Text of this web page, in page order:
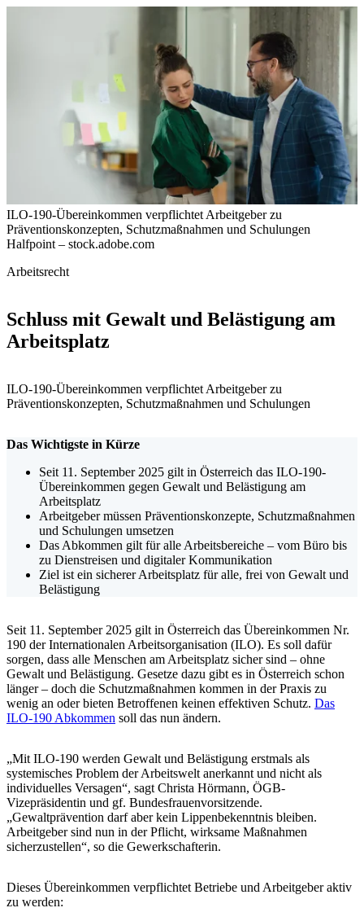
ILO-190-Übereinkommen verpflichtet Arbeitgeber zu
Präventionskonzepten, Schutzmaßnahmen und Schulungen
Halfpoint – stock.adobe.com
Arbeitsrecht
Schluss mit Gewalt und Belästigung am
Arbeitsplatz
ILO-190-Übereinkommen verpflichtet Arbeitgeber zu
Präventionskonzepten, Schutzmaßnahmen und Schulungen
Das Wichtigste in Kürze
Seit 11. September 2025 gilt in Österreich das ILO-190-
Übereinkommen gegen Gewalt und Belästigung am
Arbeitsplatz
Arbeitgeber müssen Präventionskonzepte, Schutzmaßnahmen
und Schulungen umsetzen
Das Abkommen gilt für alle Arbeitsbereiche – vom Büro bis
zu Dienstreisen und digitaler Kommunikation
Ziel ist ein sicherer Arbeitsplatz für alle, frei von Gewalt und
Belästigung
Seit 11. September 2025 gilt in Österreich das Übereinkommen Nr.
190 der Internationalen Arbeitsorganisation (ILO). Es soll dafür
sorgen, dass alle Menschen am Arbeitsplatz sicher sind – ohne
Gewalt und Belästigung. Gesetze dazu gibt es in Österreich schon
länger – doch die Schutzmaßnahmen kommen in der Praxis zu
wenig an oder bieten Betroffenen keinen effektiven Schutz. Das
ILO-190 Abkommen soll das nun ändern.
„Mit ILO-190 werden Gewalt und Belästigung erstmals als
systemisches Problem der Arbeitswelt anerkannt und nicht als
individuelles Versagen“, sagt Christa Hörmann, ÖGB-
Vizepräsidentin und gf. Bundesfrauenvorsitzende.
„Gewaltprävention darf aber kein Lippenbekenntnis bleiben.
Arbeitgeber sind nun in der Pflicht, wirksame Maßnahmen
sicherzustellen“, so die Gewerkschafterin.
Dieses Übereinkommen verpflichtet Betriebe und Arbeitgeber aktiv
zu werden: